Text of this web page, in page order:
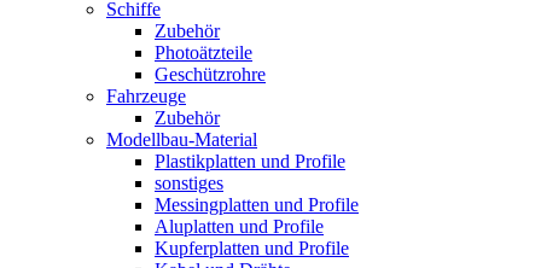
Schiffe
Zubehör
Photoätzteile
Geschützrohre
Fahrzeuge
Zubehör
Modellbau-Material
Plastikplatten und Profile
sonstiges
Messingplatten und Profile
Aluplatten und Profile
Kupferplatten und Profile